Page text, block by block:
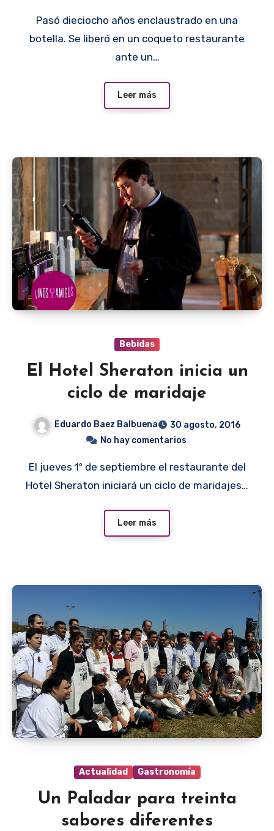
Pasó dieciocho años enclaustrado en una
botella. Se liberó en un coqueto restaurante
ante un…
Leer más
Bebidas
El Hotel Sheraton inicia un
ciclo de maridaje
Eduardo Baez Balbuena
30 agosto, 2016
No hay comentarios
El jueves 1º de septiembre el restaurante del
Hotel Sheraton iniciará un ciclo de maridajes…
Leer más
Actualidad Gastronomía
Un Paladar para treinta
sabores diferentes